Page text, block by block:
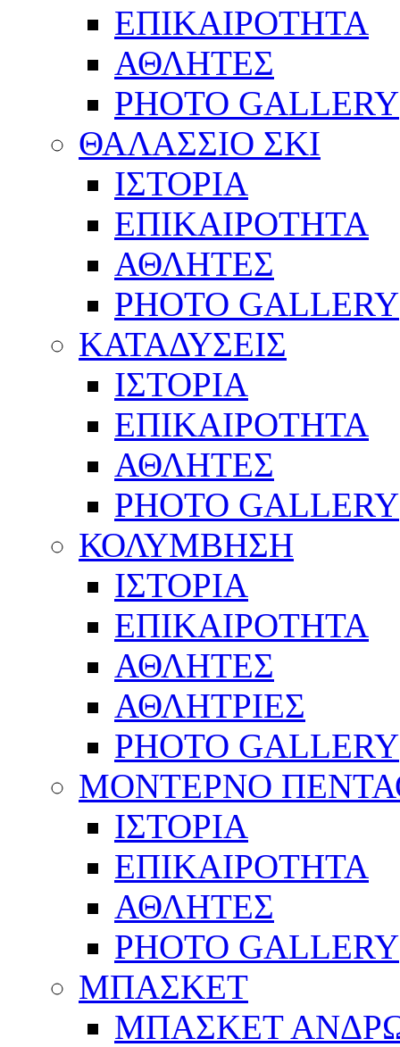
ΕΠΙΚΑΙΡΟΤΗΤΑ
ΑΘΛΗΤΕΣ
PHOTO GALLERY
ΘΑΛΑΣΣΙΟ ΣΚΙ
ΙΣΤΟΡΙΑ
ΕΠΙΚΑΙΡΟΤΗΤΑ
ΑΘΛΗΤΕΣ
PHOTO GALLERY
ΚΑΤΑΔΥΣΕΙΣ
ΙΣΤΟΡΙΑ
ΕΠΙΚΑΙΡΟΤΗΤΑ
ΑΘΛΗΤΕΣ
PHOTO GALLERY
ΚΟΛΥΜΒΗΣΗ
ΙΣΤΟΡΙΑ
ΕΠΙΚΑΙΡΟΤΗΤΑ
ΑΘΛΗΤΕΣ
ΑΘΛΗΤΡΙΕΣ
PHOTO GALLERY
ΜΟΝΤΕΡΝΟ
ΙΣΤΟΡΙΑ
ΕΠΙΚΑΙΡΟΤΗΤΑ
ΑΘΛΗΤΕΣ
PHOTO GALLERY
ΜΠΑΣΚΕΤ
ΜΠΑΣΚΕΤ